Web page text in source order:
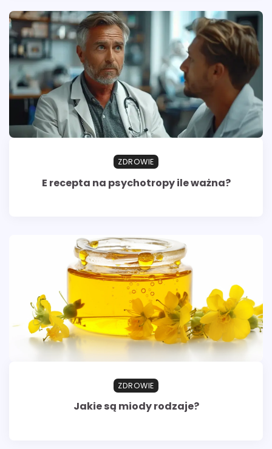
ZDROWIE
E recepta na psychotropy ile ważna?
ZDROWIE
Jakie są miody rodzaje?